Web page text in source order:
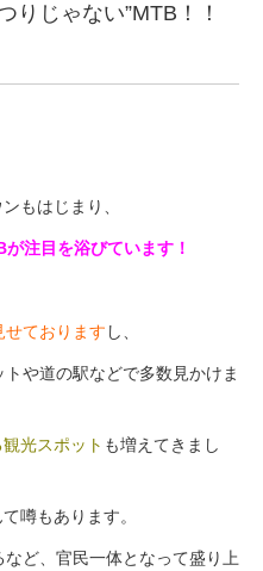
りじゃない”MTB！！
もはじまり、
注目を浴びています！
ております し、
トや道の駅などで多数見かけま
光スポット も増えてきまし
噂もあります。
など、官民一体となって盛り上